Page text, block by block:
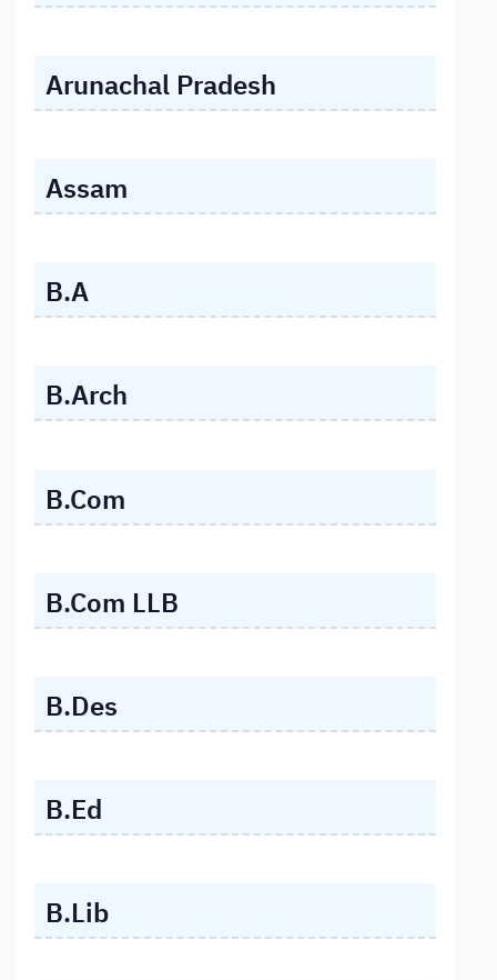
Arunachal Pradesh
Assam
B.A
B.Arch
B.Com
B.Com LLB
B.Des
B.Ed
B.Lib